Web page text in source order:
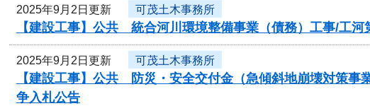
2025年9月2日更新 可茂土木事務所
【建設工事】公共 統合河川環境整備事業（債務）工事/工
2025年9月2日更新 可茂土木事務所
【建設工事】公共 防災・安全交付金（急傾斜地崩壊対策事
争入札公告